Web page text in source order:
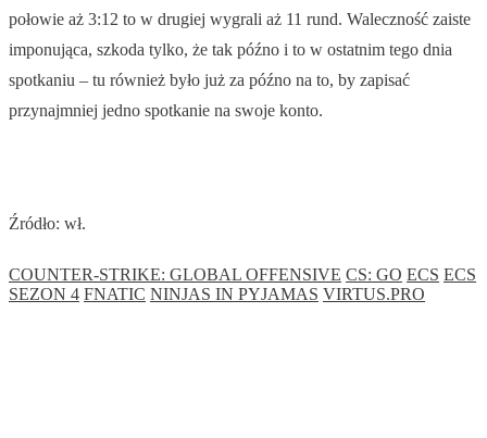
połowie aż 3:12 to w drugiej wygrali aż 11 rund. Waleczność zaiste
imponująca, szkoda tylko, że tak późno i to w ostatnim tego dnia
spotkaniu – tu również było już za późno na to, by zapisać
przynajmniej jedno spotkanie na swoje konto.
Źródło: wł.
COUNTER-STRIKE: GLOBAL OFFENSIVE CS: GO ECS ECS
SEZON 4 FNATIC NINJAS IN PYJAMAS VIRTUS.PRO